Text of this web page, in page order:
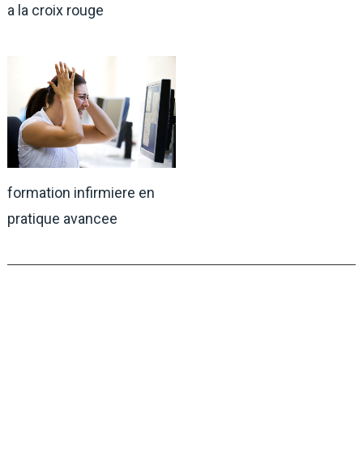
a la croix rouge
formation infirmiere en
pratique avancee